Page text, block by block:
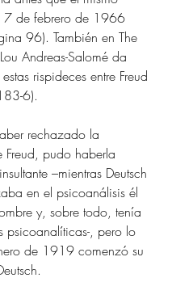
7 de febrero de 1966
96). También en The
Andreas-Salomé da
rispideces entre Freud
6).
rechazado la
pudo haberla
–mientras Deutsch
en el psicoanálisis él
y, sobre todo, tenía
psicoanalíticas-, pero lo
de 1919 comenzó su